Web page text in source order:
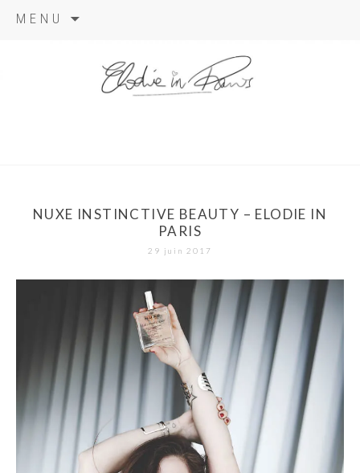
MENU
NUXE INSTINCTIVE BEAUTY – ELODIE IN
PARIS
29 juin 2017